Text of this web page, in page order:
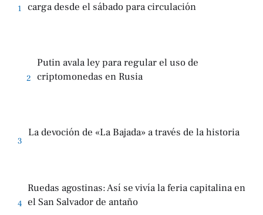
1
carga desde el sábado para circulación
2
Putin avala ley para regular el uso de
criptomonedas en Rusia
3
La devoción de «La Bajada» a través de la historia
4
Ruedas agostinas: Así se vivía la feria capitalina en
el San Salvador de antaño